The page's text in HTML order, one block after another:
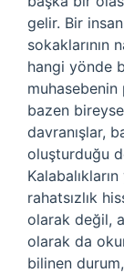
gelir. Bir
sokaklarının
hangi yönde
muhasebenin
bazen
davranışlar,
oluşturduğu
rahatsızlık
olarak değil,
olarak da
bilinen